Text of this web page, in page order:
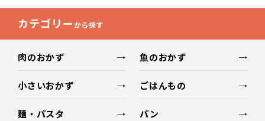
カテゴリー から探す
肉のおかず 魚のおかず
小さいおかず ごはんもの
麺・パスタ パン